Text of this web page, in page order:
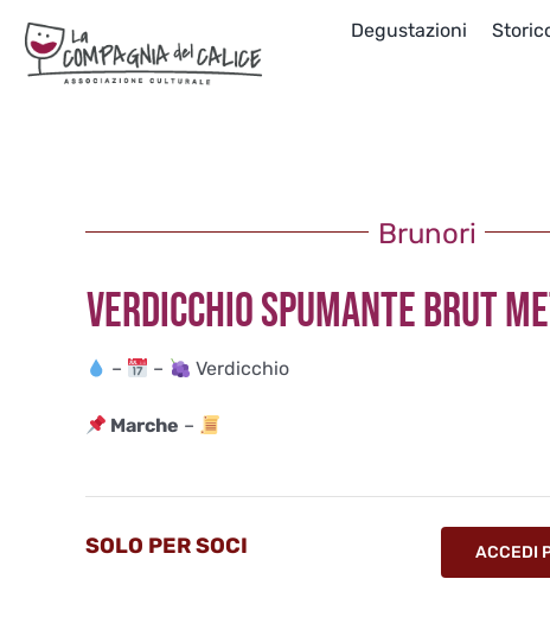
contenuto
Degustazioni
Brunori
VERDICCHIO SPUMANTE BRUT
– – Verdicchio
Marche –
SOLO PER SOCI ACCEDI